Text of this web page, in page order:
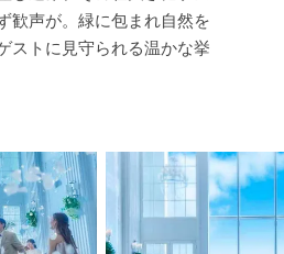
歓声が。緑に包まれ自然を
ストに見守られる温かな挙